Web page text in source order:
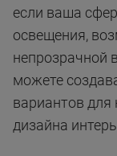
если ваша
освещения,
непрозрачной
можете
вариантов для
дизайна